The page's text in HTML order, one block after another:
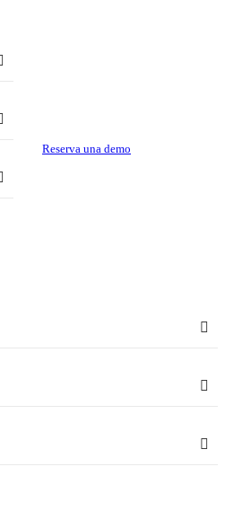
Reserva una demo